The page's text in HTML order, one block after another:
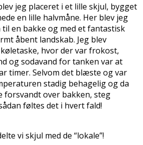
jeg placeret i et lille skjul, bygget
en lille halvmåne. Her blev jeg
en bakke og med et fantastisk
åbent landskab. Jeg blev
hvor der var frokost,
og sodavand for tanken var at
timer. Selvom det blæste og var
stadig behagelig og da
forsvandt over bakken, steg
føltes det i hvert fald!
vi skjul med de “lokale”!